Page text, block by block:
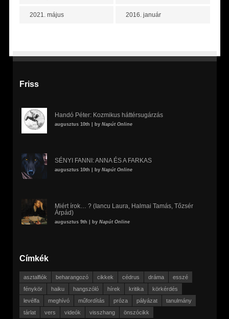
2021. május 2016. január
Friss
Handó Péter: Kozmikus háttérsugárzás
augusztus 10th | by Napút Online
SÉNYI FANNI: ANNA ÉS A FARKAS
augusztus 10th | by Napút Online
Miért írok… ? (Iancu Laura, Halmai Tamás, Tőzsér
Árpád)
augusztus 9th | by Napút Online
Címkék
asztalfiók beharangozó cikkek cédrus dráma
esszé
fénykör
haiku hangszóló hírek kritika
körkérdés
levélfa
meghívó műfordítás próza pályázat
tanulmány
tárlat
vers videók visszhang önszócikk